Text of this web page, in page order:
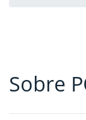
Fim da
Início do
Sobre